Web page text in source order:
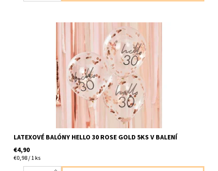
latexove cire balony s napisom hello 30 a s ruzovo zlatymi
konfetami 5ks v baleni velkost cca do 30cm dodavame
LATEXOVÉ BALÓNY HELLO 30 ROSE GOLD 5KS V BALENÍ
€4,90
€0,98 / 1 ks